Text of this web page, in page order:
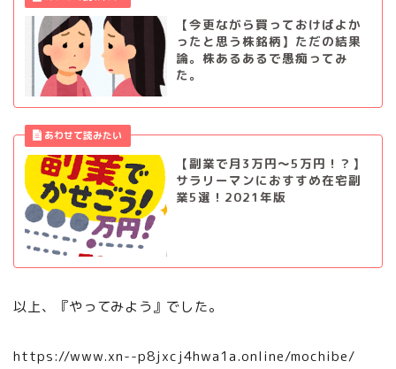
【今更ながら買っておけばよか
ったと思う株銘柄】ただの結果
論。株あるあるで愚痴ってみ
た。
【副業で月3万円～5万円！？】
サラリーマンにおすすめ在宅副
業5選！2021年版
以上、『やってみよう』でした。
https://www.xn--p8jxcj4hwa1a.online/mochibe/